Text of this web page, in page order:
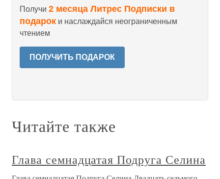
Получи 2 месяца Литрес Подписки в
подарок и наслаждайся неограниченным
чтением
ПОЛУЧИТЬ ПОДАРОК
Читайте также
Глава семнадцатая Подруга Селина